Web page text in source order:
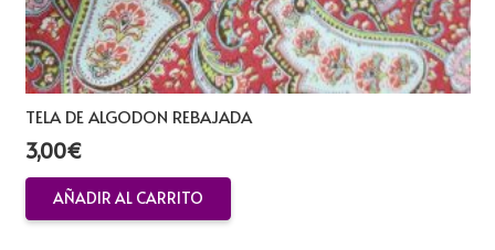
TELA DE ALGODON REBAJADA
3,00€
AÑADIR AL CARRITO